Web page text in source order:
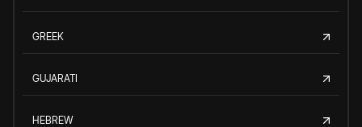
GREEK
GUJARATI
HEBREW